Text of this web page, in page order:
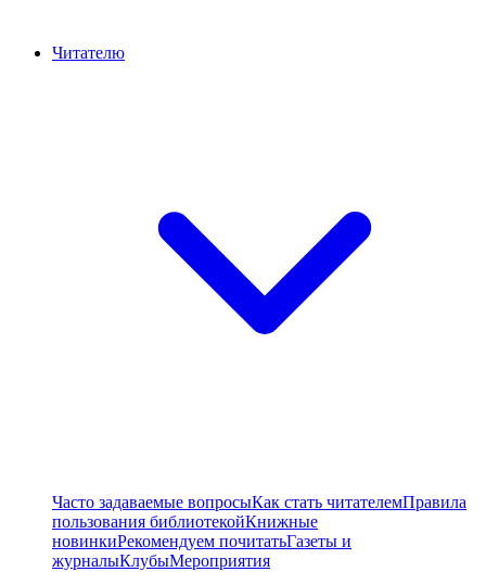
Читателю
Часто задаваемые вопросыКак стать читателемПравила
пользования библиотекойКнижные
новинкиРекомендуем почитатьГазеты и
журналыКлубыМероприятия